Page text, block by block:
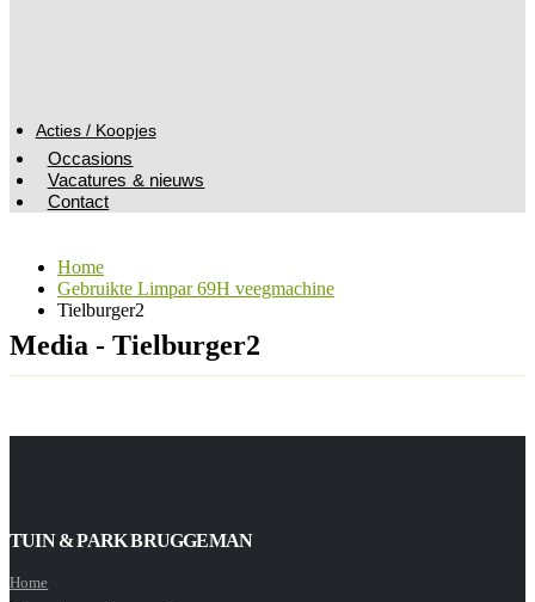
Acties / Koopjes
Occasions
Vacatures & nieuws
Contact
Home
Gebruikte Limpar 69H veegmachine
Tielburger2
Media - Tielburger2
TUIN & PARK BRUGGEMAN
Home